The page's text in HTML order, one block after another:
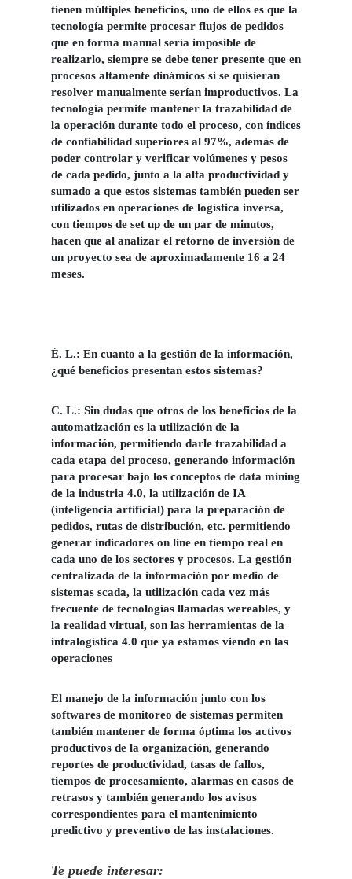
tienen múltiples beneficios, uno de ellos es que la
tecnología permite procesar flujos de pedidos
que en forma manual sería imposible de
realizarlo, siempre se debe tener presente que en
procesos altamente dinámicos si se quisieran
resolver manualmente serían improductivos. La
tecnología permite mantener la trazabilidad de
la operación durante todo el proceso, con índices
de confiabilidad superiores al 97%, además de
poder controlar y verificar volúmenes y pesos
de cada pedido, junto a la alta productividad y
sumado a que estos sistemas también pueden ser
utilizados en operaciones de logística inversa,
con tiempos de set up de un par de minutos,
hacen que al analizar el retorno de inversión de
un proyecto sea de aproximadamente 16 a 24
meses.
É. L.: En cuanto a la gestión de la información,
¿qué beneficios presentan estos sistemas?
C. L.: Sin dudas que otros de los beneficios de la
automatización es la utilización de la
información, permitiendo darle trazabilidad a
cada etapa del proceso, generando información
para procesar bajo los conceptos de data mining
de la industria 4.0, la utilización de IA
(inteligencia artificial) para la preparación de
pedidos, rutas de distribución, etc. permitiendo
generar indicadores on line en tiempo real en
cada uno de los sectores y procesos. La gestión
centralizada de la información por medio de
sistemas scada, la utilización cada vez más
frecuente de tecnologías llamadas wereables, y
la realidad virtual, son las herramientas de la
intralogística 4.0 que ya estamos viendo en las
operaciones
El manejo de la información junto con los
softwares de monitoreo de sistemas permiten
también mantener de forma óptima los activos
productivos de la organización, generando
reportes de productividad, tasas de fallos,
tiempos de procesamiento, alarmas en casos de
retrasos y también generando los avisos
correspondientes para el mantenimiento
predictivo y preventivo de las instalaciones.
Te puede interesar: